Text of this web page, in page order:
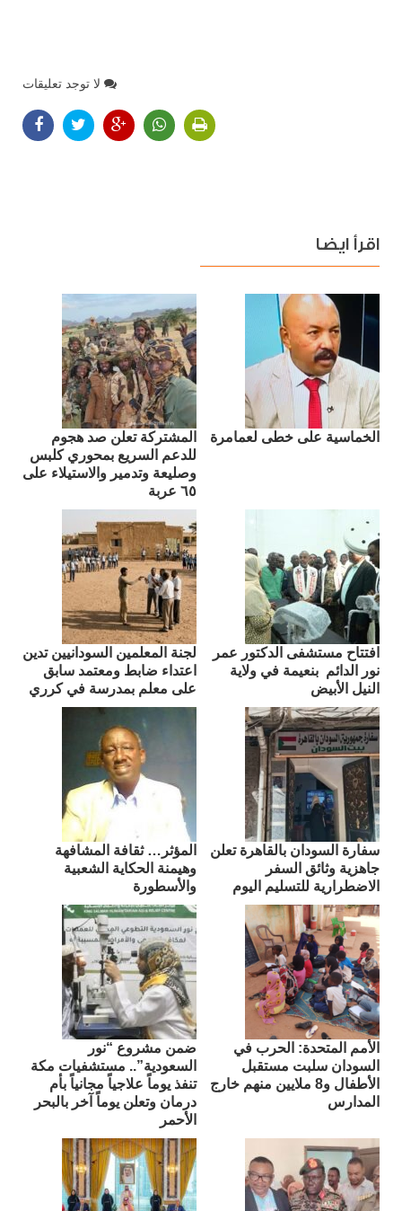
لا توجد تعليقات
اقرأ ايضا
الخماسية على خطى لعمامرة
المشتركة تعلن صد هجوم
للدعم السريع بمحوري كلبس
وصليعة وتدمير والاستيلاء على
٦٥ عربة
افتتاح مستشفى الدكتور عمر
نور الدائم بنعيمة في ولاية
النيل الأبيض
لجنة المعلمين السودانيين تدين
اعتداء ضابط ومعتمد سابق
على معلم بمدرسة في كرري
سفارة السودان بالقاهرة تعلن
جاهزية وثائق السفر
الاضطرارية للتسليم اليوم
المؤثر… ثقافة المشافهة
وهيمنة الحكاية الشعبية
والأسطورة
الأمم المتحدة: الحرب في
السودان سلبت مستقبل
الأطفال و8 ملايين منهم خارج
المدارس
ضمن مشروع “نور
السعودية”.. مستشفيات مكة
تنفذ يوماً علاجياً مجانياً بأم
درمان وتعلن يوماً آخر بالبحر
الأحمر